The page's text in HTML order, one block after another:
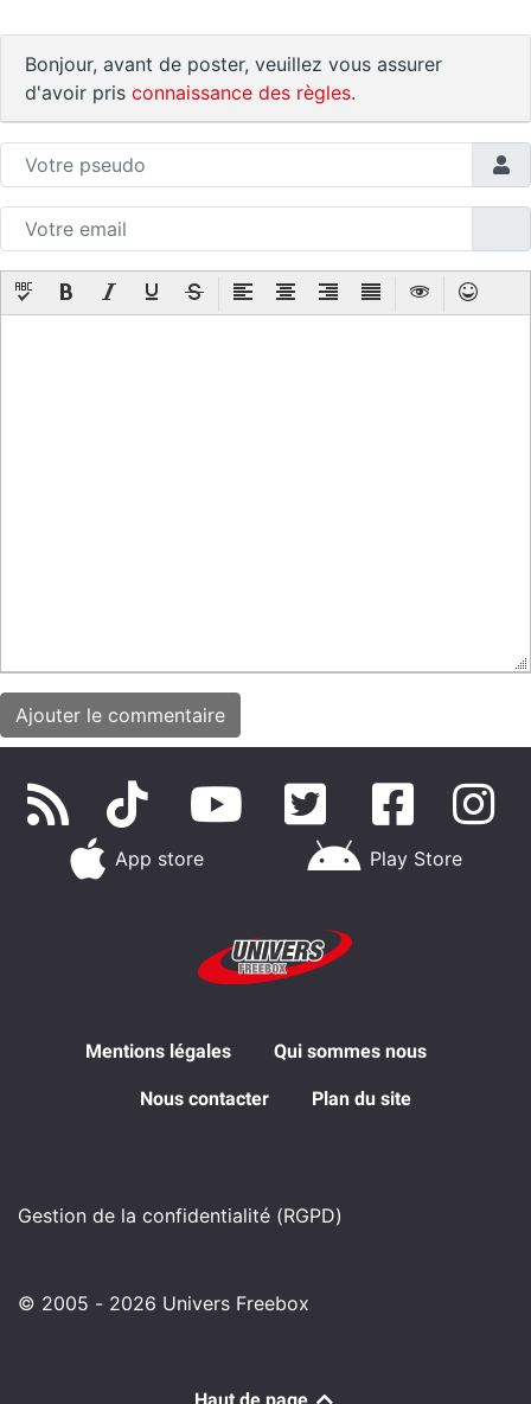
Bonjour, avant de poster, veuillez vous assurer
d'avoir pris connaissance des règles.
App store Play Store
Mentions légales Qui sommes nous
Nous contacter Plan du site
Gestion de la confidentialité (RGPD)
© 2005 - 2026 Univers Freebox